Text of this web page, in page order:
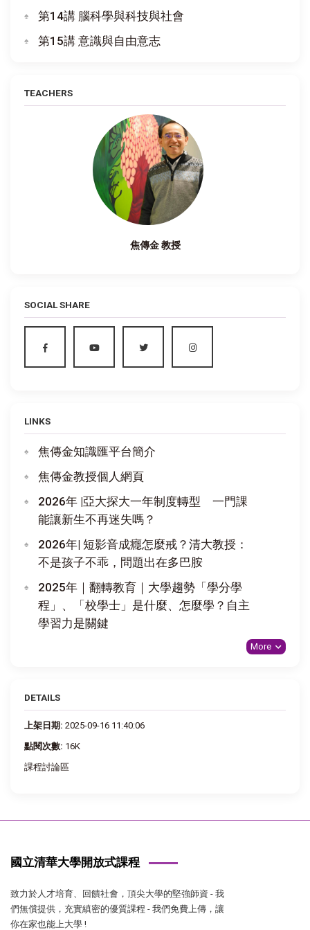
第14講 腦科學與科技與社會
第15講 意識與自由意志
TEACHERS
焦傳金 教授
SOCIAL SHARE
LINKS
焦傳金知識匯平台簡介
焦傳金教授個人網頁
2026年 |亞大探大一年制度轉型 一門課
能讓新生不再迷失嗎？
2026年| 短影音成癮怎麼戒？清大教授：
不是孩子不乖，問題出在多巴胺
2025年｜翻轉教育｜大學趨勢「學分學
程」、「校學士」是什麼、怎麼學？自主
學習力是關鍵
More
DETAILS
上架日期: 2025-09-16 11:40:06
點閱次數: 16K
課程討論區
國立清華大學開放式課程
致力於人才培育、回饋社會，頂尖大學的堅強師資 - 我
們無償提供，充實縝密的優質課程 - 我們免費上傳，讓
你在家也能上大學 !